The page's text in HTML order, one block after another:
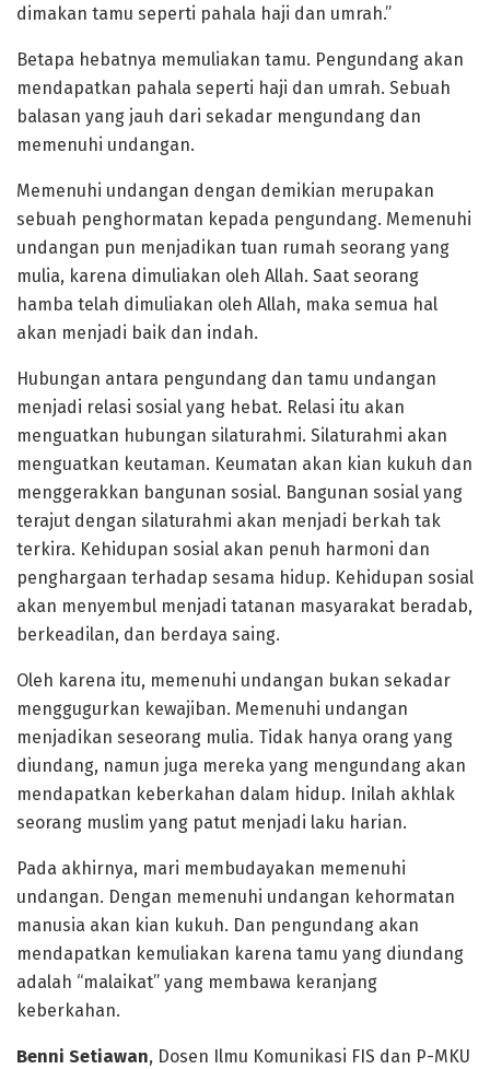
dimakan tamu seperti pahala haji dan umrah.”
Betapa hebatnya memuliakan tamu. Pengundang akan
mendapatkan pahala seperti haji dan umrah. Sebuah
balasan yang jauh dari sekadar mengundang dan
memenuhi undangan.
Memenuhi undangan dengan demikian merupakan
sebuah penghormatan kepada pengundang. Memenuhi
undangan pun menjadikan tuan rumah seorang yang
mulia, karena dimuliakan oleh Allah. Saat seorang
hamba telah dimuliakan oleh Allah, maka semua hal
akan menjadi baik dan indah.
Hubungan antara pengundang dan tamu undangan
menjadi relasi sosial yang hebat. Relasi itu akan
menguatkan hubungan silaturahmi. Silaturahmi akan
menguatkan keutaman. Keumatan akan kian kukuh dan
menggerakkan bangunan sosial. Bangunan sosial yang
terajut dengan silaturahmi akan menjadi berkah tak
terkira. Kehidupan sosial akan penuh harmoni dan
penghargaan terhadap sesama hidup. Kehidupan sosial
akan menyembul menjadi tatanan masyarakat beradab,
berkeadilan, dan berdaya saing.
Oleh karena itu, memenuhi undangan bukan sekadar
menggugurkan kewajiban. Memenuhi undangan
menjadikan seseorang mulia. Tidak hanya orang yang
diundang, namun juga mereka yang mengundang akan
mendapatkan keberkahan dalam hidup. Inilah akhlak
seorang muslim yang patut menjadi laku harian.
Pada akhirnya, mari membudayakan memenuhi
undangan. Dengan memenuhi undangan kehormatan
manusia akan kian kukuh. Dan pengundang akan
mendapatkan kemuliakan karena tamu yang diundang
adalah “malaikat” yang membawa keranjang
keberkahan.
Benni Setiawan, Dosen Ilmu Komunikasi FIS dan P-MKU